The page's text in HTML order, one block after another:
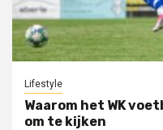
Lifestyle
Waarom het WK
om te kijken